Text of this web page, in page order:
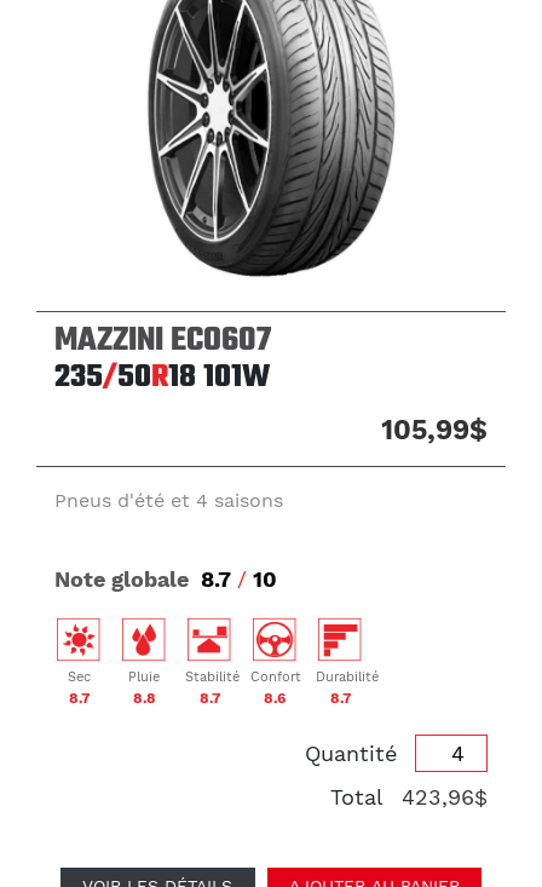
MAZZINI ECO607
235/50R18101W
105,99$
Pneus d'été et 4 saisons
Note globale 8.7 / 10
Sec
8.7
Pluie
8.8
Stabilité
8.7
Confort
8.6
Durabilité
8.7
Quantité
Total
423,96$